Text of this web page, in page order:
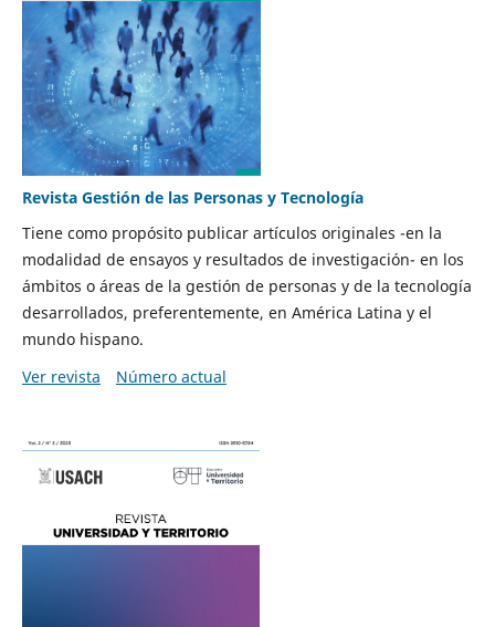
Revista Gestión de las Personas y Tecnología
Tiene como propósito publicar artículos originales -en la
modalidad de ensayos y resultados de investigación- en los
ámbitos o áreas de la gestión de personas y de la tecnología
desarrollados, preferentemente, en América Latina y el
mundo hispano.
Ver revista
Número actual